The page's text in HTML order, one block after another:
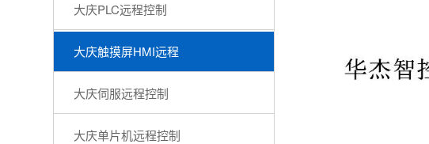
大庆PLC远程控制
大庆触摸屏HMI远程
大庆伺服远程控制
大庆单片机远程控制